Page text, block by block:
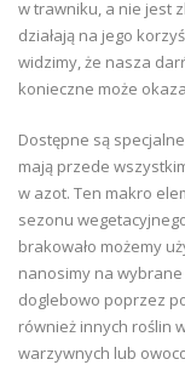
w trawniku, a nie jest
działają na jego
widzimy, że nasza
konieczne może
Dostępne są
mają przede
w azot. Ten makro
sezonu
brakowało możemy
nanosimy na
doglebowo poprzez
również innych roślin
warzywnych lub